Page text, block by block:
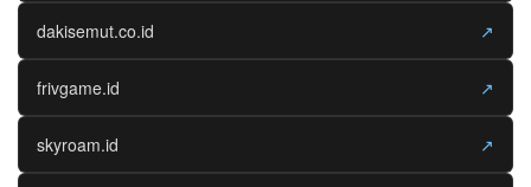
dakisemut.co.id ↗
frivgame.id ↗
skyroam.id ↗